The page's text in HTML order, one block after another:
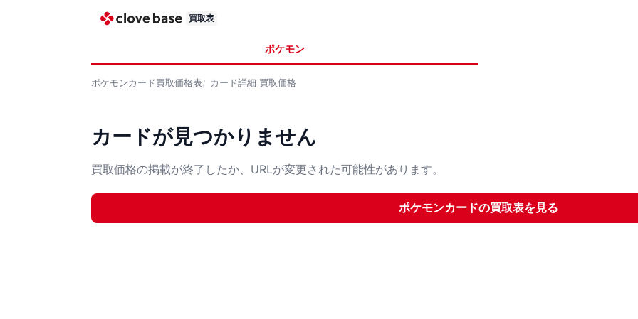
買取表
ポケモン
ポケモンカード買取価格表 カード詳細 買取価格
カードが見つかりません
買取価格の掲載が終了したか、URLが変更された可能性があります。
ポケモンカードの買取表を見る